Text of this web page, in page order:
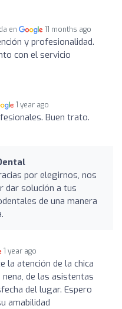
en 11 months ago
y profesionalidad.
con el servicio
1 year ago
Buen trato.
por elegirnos, nos
dar solución a tus
de una manera
1 year ago
la atención de la chica
de las asistentas
del lugar. Espero
amabilidad